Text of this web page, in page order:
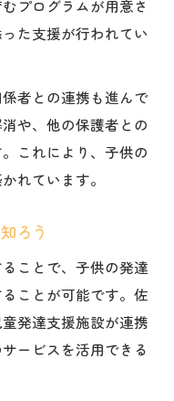
プログラムが用意さ
た支援が行われてい
者との連携も進んで
や、他の保護者との
これにより、子供の
れています。
ろう
ことで、子供の発達
ことが可能です。佐
発達支援施設が連携
ービスを活用できる